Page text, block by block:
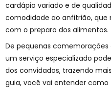
cardápio variado e de
comodidade ao anfitrião, que
com o preparo dos alimentos.
De pequenas
um serviço especializado
dos convidados, trazendo
guia, você vai entender